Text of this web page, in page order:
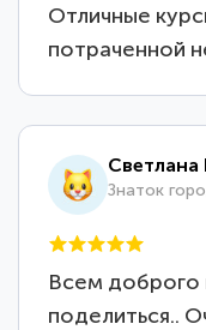
Отличные
потраченной
Светлана
Знаток
Всем доброго
поделиться..